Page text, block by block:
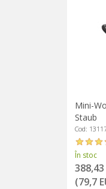
Mini-
Staub
Cod:
În stoc
(79,7